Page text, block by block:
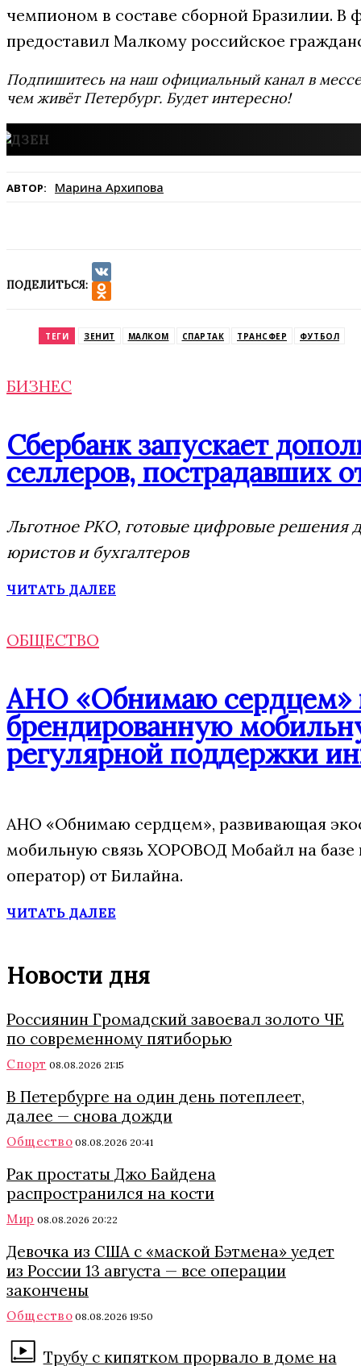
чемпионом в составе сборной Бразилии. В
предоставил Малкому российское
Подпишитесь на наш официальный канал в
чем живёт Петербург. Будет интересно!
АВТОР: Марина Архипова
ПОДЕЛИТЬСЯ:
VK
ТЕГИ ЗЕНИТ МАЛКОМ СПАРТАК ТРАНСФЕР ФУТБОЛ
БИЗНЕС
Сбербанк запускает
селлеров, пострадавших
Льготное РКО, готовые цифровые решения
юристов и бухгалтеров
ЧИТАТЬ ДАЛЕЕ
ОБЩЕСТВО
АНО «Обнимаю сердцем»
брендированную
регулярной поддержки
АНО «Обнимаю сердцем», развивающая
мобильную связь ХОРОВОД Мобайл на
оператор) от Билайна.
ЧИТАТЬ ДАЛЕЕ
Новости дня
Россиянин Громадский завоевал золото ЧЕ
по современному пятиборью
Спорт 08.08.2026 21:15
В Петербурге на один день потеплеет,
далее — снова дожди
Общество 08.08.2026 20:41
Рак простаты Джо Байдена
распространился на кости
Мир 08.08.2026 20:22
Девочка из США с «маской Бэтмена» уедет
из России 13 августа — все операции
закончены
Общество 08.08.2026 19:50
Трубу с кипятком прорвало в доме на